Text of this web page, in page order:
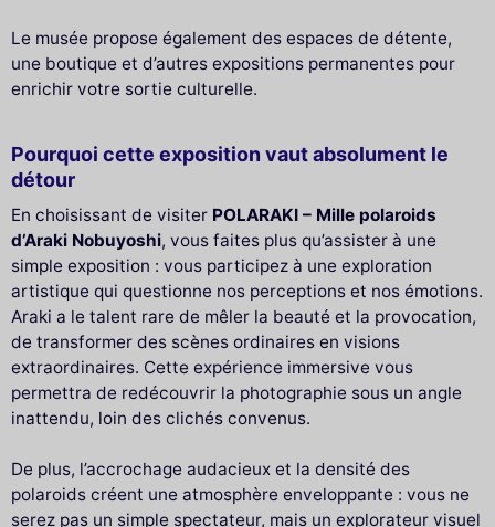
Le musée propose également des espaces de détente,
une boutique et d’autres expositions permanentes pour
enrichir votre sortie culturelle.
Pourquoi cette exposition vaut absolument le
détour
En choisissant de visiter POLARAKI – Mille polaroids
d’Araki Nobuyoshi, vous faites plus qu’assister à une
simple exposition : vous participez à une exploration
artistique qui questionne nos perceptions et nos émotions.
Araki a le talent rare de mêler la beauté et la provocation,
de transformer des scènes ordinaires en visions
extraordinaires. Cette expérience immersive vous
permettra de redécouvrir la photographie sous un angle
inattendu, loin des clichés convenus.
De plus, l’accrochage audacieux et la densité des
polaroids créent une atmosphère enveloppante : vous ne
serez pas un simple spectateur, mais un explorateur visuel